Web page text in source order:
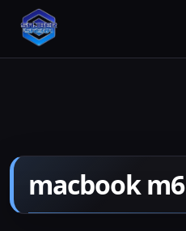
macbook m6